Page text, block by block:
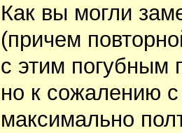
Как вы могли
(причем
с этим погубным
но к сожалению
максимально